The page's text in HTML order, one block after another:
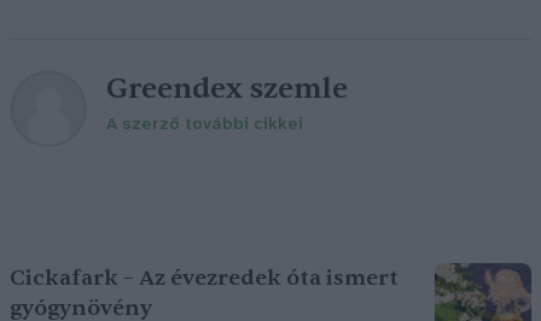
Greendex szemle
A szerző további cikkei
Cickafark – Az évezredek óta ismert
gyógynövény